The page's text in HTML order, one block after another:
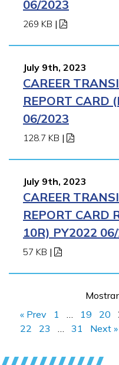
06/2023
269 KB |
July 9th, 2023
CAREER
REPORT CARD
06/2023
128.7 KB |
July 9th, 2023
CAREER
REPORT CARD
10R) PY2022
57 KB |
« Prev
1 19 20
22
23 31 Next »